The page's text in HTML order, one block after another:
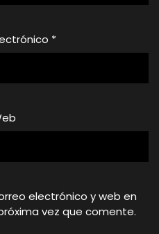
*
electrónico y web en
vez que comente.